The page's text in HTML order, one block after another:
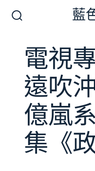
切
換
關
藍
電視
遠吹
億嵐
集《